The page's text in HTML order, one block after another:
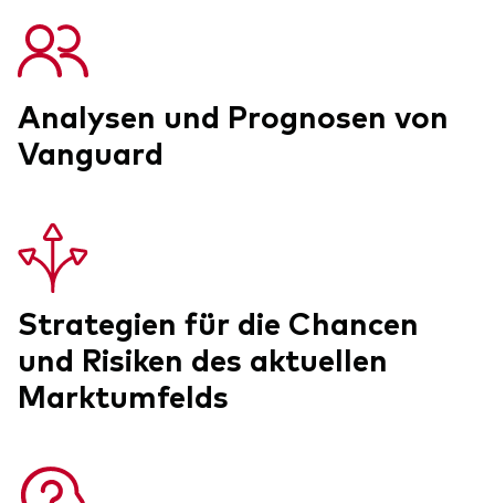
Investment Stewardship
Dienstleistungen
Portfolio-Services
LifePlan-Modellportfolios
Analysen und Prognosen von
Vanguard
Strategien für die Chancen
und Risiken des aktuellen
Marktumfelds